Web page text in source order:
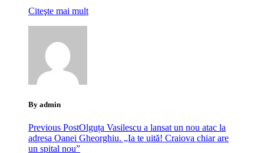
Citeşte mai mult
By admin
Previous PostOlguța Vasilescu a lansat un nou atac la
adresa Oanei Gheorghiu. „Ia te uită! Craiova chiar are
un spital nou”